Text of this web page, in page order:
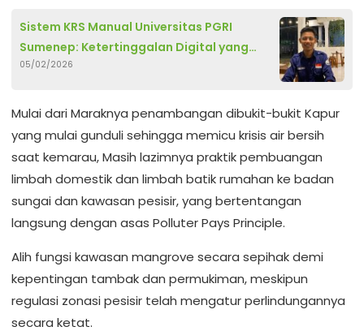
Sistem KRS Manual Universitas PGRI
Sumenep: Ketertinggalan Digital yang
Membebani Mahasiswa
05/02/2026
Mulai dari Maraknya penambangan dibukit-bukit Kapur
yang mulai gunduli sehingga memicu krisis air bersih
saat kemarau, Masih lazimnya praktik pembuangan
limbah domestik dan limbah batik rumahan ke badan
sungai dan kawasan pesisir, yang bertentangan
langsung dengan asas Polluter Pays Principle.
Alih fungsi kawasan mangrove secara sepihak demi
kepentingan tambak dan permukiman, meskipun
regulasi zonasi pesisir telah mengatur perlindungannya
secara ketat.